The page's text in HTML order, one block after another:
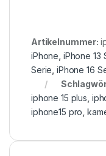
Artikelnummer:
iPhone iPhone 13
Serie ,iPhone 16
iphone 15 plus
iphone15 pro ,